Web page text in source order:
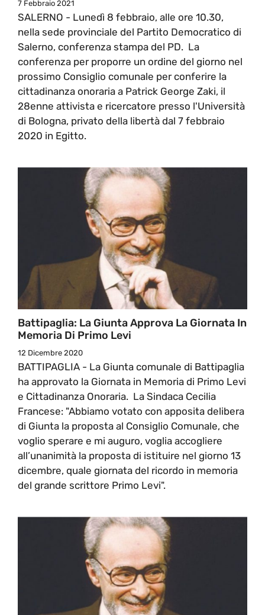
7 Febbraio 2021
SALERNO - Lunedì 8 febbraio, alle ore 10.30,
nella sede provinciale del Partito Democratico di
Salerno, conferenza stampa del PD. La
conferenza per proporre un ordine del giorno nel
prossimo Consiglio comunale per conferire la
cittadinanza onoraria a Patrick George Zaki, il
28enne attivista e ricercatore presso l'Università
di Bologna, privato della libertà dal 7 febbraio
2020 in Egitto.
Battipaglia: La Giunta Approva La Giornata In
Memoria Di Primo Levi
12 Dicembre 2020
BATTIPAGLIA - La Giunta comunale di Battipaglia
ha approvato la Giornata in Memoria di Primo Levi
e Cittadinanza Onoraria. La Sindaca Cecilia
Francese: "Abbiamo votato con apposita delibera
di Giunta la proposta al Consiglio Comunale, che
voglio sperare e mi auguro, voglia accogliere
all’unanimità la proposta di istituire nel giorno 13
dicembre, quale giornata del ricordo in memoria
del grande scrittore Primo Levi".